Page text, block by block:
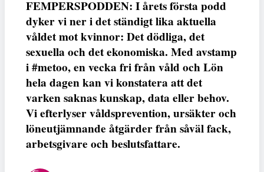
FEMPERSPODDEN: I årets första podd
dyker vi ner i det ständigt lika aktuella
våldet mot kvinnor: Det dödliga, det
sexuella och det ekonomiska. Med avstamp
i #metoo, en vecka fri från våld och Lön
hela dagen kan vi konstatera att det
varken saknas kunskap, data eller behov.
Vi efterlyser våldsprevention, ursäkter och
löneutjämnande åtgärder från såväl fack,
arbetsgivare och beslutsfattare.